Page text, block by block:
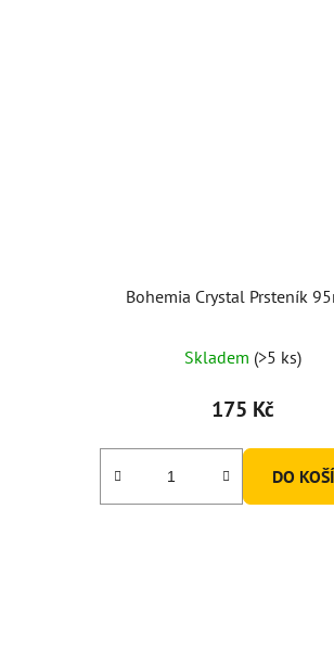
Bohemia Crystal Prsteník
Skladem (>5 ks)
175 Kč
DO